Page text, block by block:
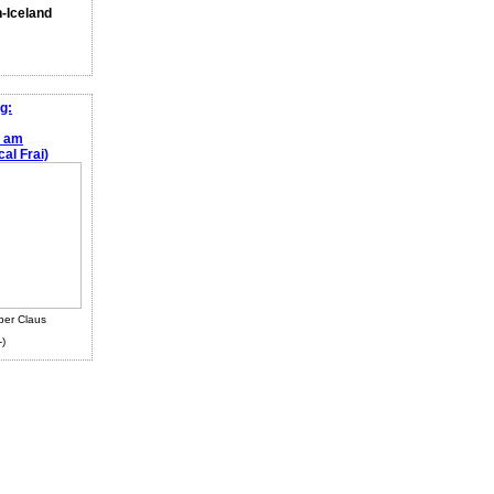
Iceland
am
Frai)
Claus
)